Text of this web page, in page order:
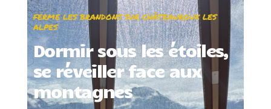
FERME LES BRANDONS SUR CHÂTEAUROUX LES
ALPES
Dormir sous les étoiles,
se réveiller face aux
montagnes